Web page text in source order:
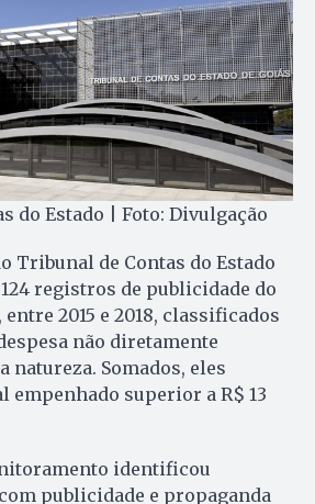
do Estado | Foto: Divulgação
Tribunal de Contas do Estado
registros de publicidade do
2015 e 2018, classificados
não diretamente
natureza. Somados, eles
empenhado superior a R$ 13
identificou
publicidade e propaganda